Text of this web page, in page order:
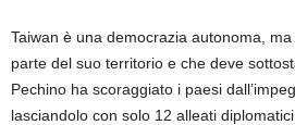
Taiwan è una democrazia autonoma,
parte del suo territorio e che deve
Pechino ha scoraggiato i paesi
lasciandolo con solo 12 alleati